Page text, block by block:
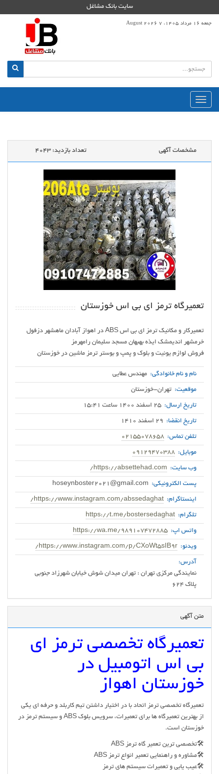
سایت بانک مشاغل
جمعه 16 مرداد 1405، 7 August 2026
منوی
اصلی
مشخصات آگهی تعداد بازدید: 4043
تعمیرگاه ترمز ای بی اس خوزستان
تعمیرکار و مکانیک ترمز ای بی اس ABS در اهواز آبادان ماهشهر دزفول
فروش لوازم یونیت و بلوک و پمپ و بوستر ترمز ماشین در خوزستان
نام و نام خانوادگی: مهندس عطایی
موقعیت: تهران-خوزستان
تاریخ ارسال: 25 اسفند 1400 ساعت 15:41
تاریخ انقضا: 29 اسفند 1410
تلفن تماس: 02155078658
موبایل: 09129470388
وب سایت: https://absettehad.com/
پست الکترونیکی: hoseynboster2021@gmail.com
اینستاگرام: https://www.instagram.com/abssedaghat/
تلگرام: https://t.me/bostersedaghat
واتس اپ: https://wa.me/989107472885
ویدئو: https://www.instagram.com/p/CXoWt5sIB9r/
آدرس:
نمایندگی مرکزی تهران : تهران میدان شوش خیابان شهرزاد جنوبی
پلاک 624
متن آگهی
تعمیرگاه تخصصی ترمز ای
بی اس اتومبیل در
خوزستان اهواز
تعمیرگاه تخصصی ترمز اتحاد با در اختیار داشتن تیم کاربلد و حرفه ای یکی
از بهترین تعمیرگاه ها برای تعمیرات، سرویس بلوک ABS و سیستم ترمز در
خوزستان است.
🛠تخصصی ترین تعمیر گاه ترمز ABS
🛠مشاوره و راهنمایی تعمیر انواع ترمز ABS
🛠عیب یابی و تعمیرات سیستم های ترمز